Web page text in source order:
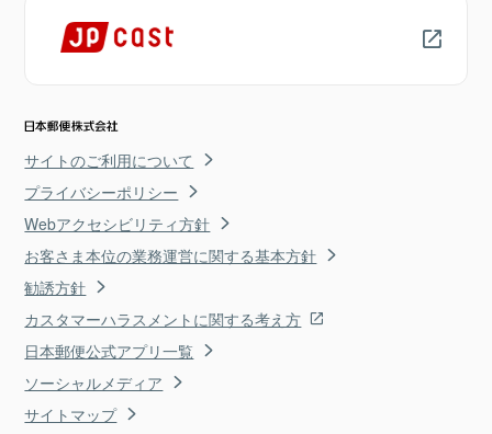
サイトのご利用について
プライバシーポリシー
Webアクセシビリティ方針
お客さま本位の業務運営に関する基本方針
勧誘方針
カスタマーハラスメントに関する考え方
日本郵便公式アプリ一覧
ソーシャルメディア
サイトマップ